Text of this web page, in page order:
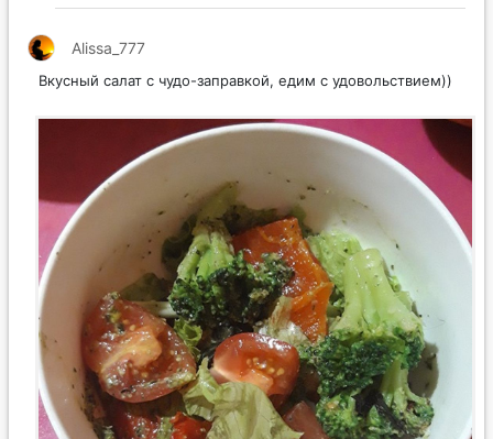
Alissa_777
Вкусный салат с чудо-заправкой, едим с удовольствием))